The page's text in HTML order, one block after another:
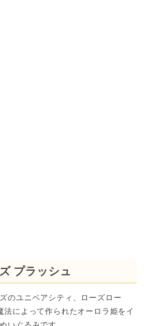
プラッシュ
のユニベアシティ、ローズロー
法によって作られたオーロラ姫をイ